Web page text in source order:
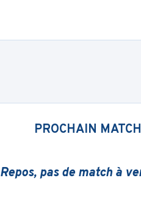
PROCHAIN MATCH
Repos, pas de match à